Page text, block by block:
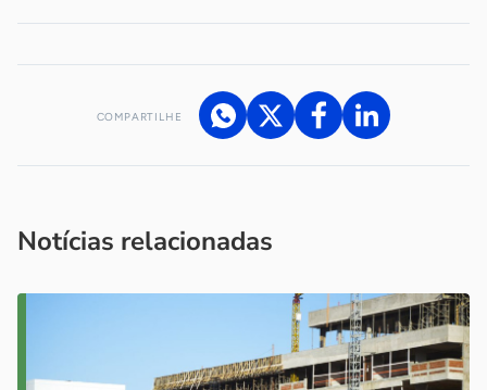
COMPARTILHE
Notícias relacionadas